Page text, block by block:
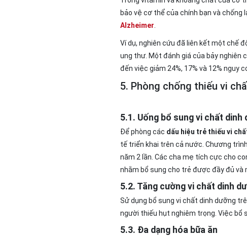
bảo vệ cơ thể của chính bạn và chống
Alzheimer
Ví dụ, nghiên cứu đã liên kết một chế
ung thư. Một đánh giá của bảy nghiên
đến việc giảm 24%, 17% và 12% nguy
5. Phòng chống thiếu vi
5.1. Uống bổ sung vi chất dinh
Để phòng các dấu hiệu trẻ thiếu vi
tế triển khai trên cả nước. Chương
năm 2 lần. Các cha mẹ tích cực cho
nhằm bổ sung cho trẻ được đầy đủ và
5.2. Tăng cường vi chất dinh
Sử dụng bổ sung vi chất dinh dưỡng
người thiếu hụt nghiêm trọng. Việc bổ
5.3. Đa dạng hóa bữa ăn